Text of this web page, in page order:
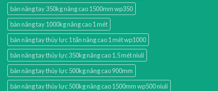
bàn nâng tay 350kg nâng cao 1500mm wp350
bàn nâng tay 1000kg nâng cao 1 mét
bàn nâng tay thủy lực 1 tấn nâng cao 1 mét wp1000
bàn nâng tay thủy lực 350kg nâng cao 1.5 mét niuli
bàn nâng tay thủy lực 500kg nâng cao 900mm
bàn nâng tay thủy lực 500kg nâng cao 1500mm wp500 niuli